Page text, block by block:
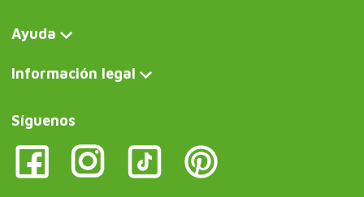
Ayuda
Información legal
Síguenos